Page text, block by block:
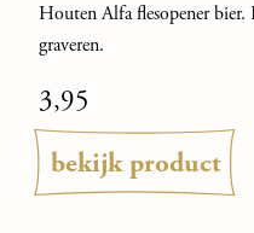
Houten Alfa flesopener
graveren.
3,95
bekijk product